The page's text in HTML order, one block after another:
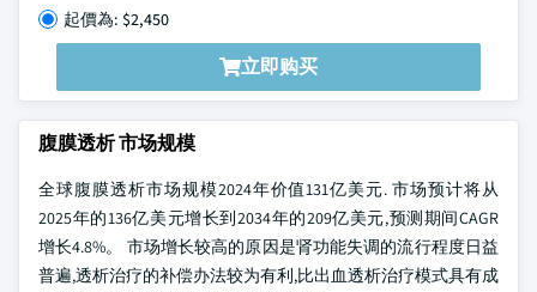
起價為: $2,450
立即购买
腹膜透析 市场规模
全球腹膜透析市场规模2024年价值131亿美元. 市场预计将从
2025年的136亿美元增长到2034年的209亿美元,预测期间CAGR
增长4.8%。 市场增长较高的原因是肾功能失调的流行程度日益
普遍,透析治疗的补偿办法较为有利,比出血透析治疗模式具有成